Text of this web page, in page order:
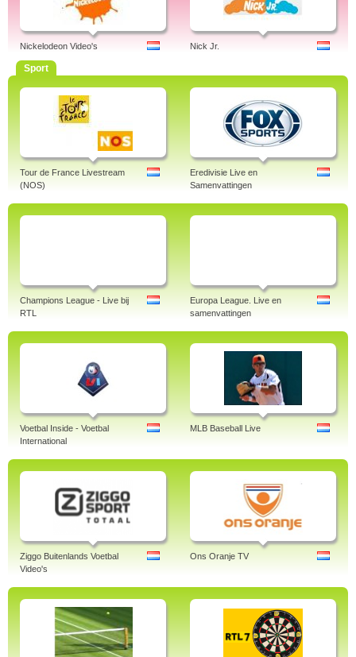
Nickelodeon Video's Nick Jr.
Sport
Tour de France Livestream
(NOS)
Eredivisie Live en
Samenvattingen
Champions League - Live bij
RTL
Europa League. Live en
samenvattingen
Voetbal Inside - Voetbal
International
MLB Baseball Live
Ziggo Buitenlands Voetbal
Video's
Ons Oranje TV